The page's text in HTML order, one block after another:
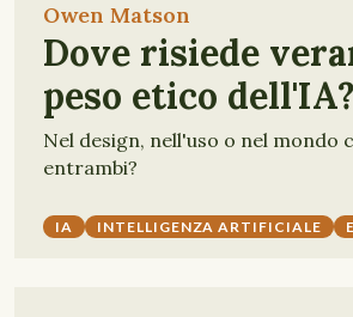
Owen Matson
Dove risiede
peso etico dell'IA?
Nel design, nell'uso o nel mondo
entrambi?
IA INTELLIGENZA ARTIFICIALE